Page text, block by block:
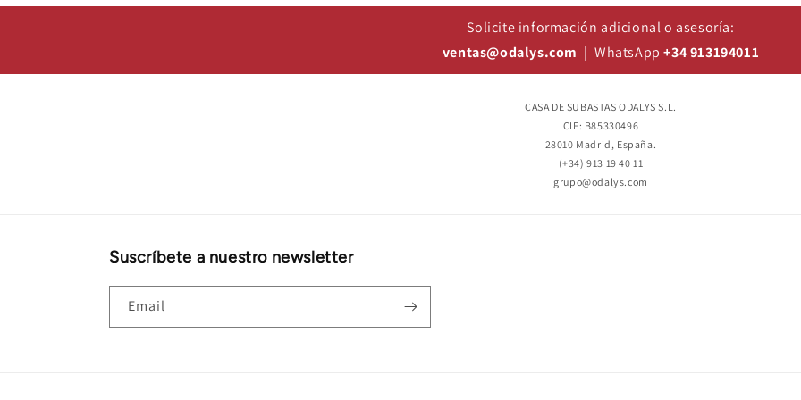
Solicite información adicional o asesoría:
ventas@odalys.com | WhatsApp+34 913194011
CASA DE SUBASTAS ODALYS S.L.
CIF: B85330496
28010 Madrid, España.
(+34) 913 19 40 11
grupo@odalys.com
Suscríbete a nuestro newsletter
Email